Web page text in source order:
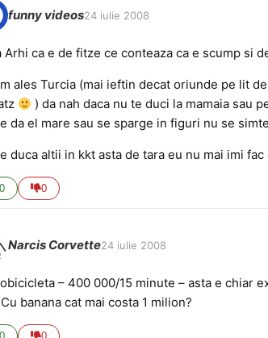
funny videos24 iulie 2008
Arhi ca e de fitze ce conteaza ca e scump si
ales Turcia (mai ieftin decat oriunde pe lit
) da nah daca nu te duci la mamaia sau
da el mare sau se sparge in figuri nu se
duca altii in kkt asta de tara eu nu mai imi
0 0
Narcis Corvette24 iulie 2008
– 400 000/15 minute – asta e chiar
banana cat mai costa 1 milion?